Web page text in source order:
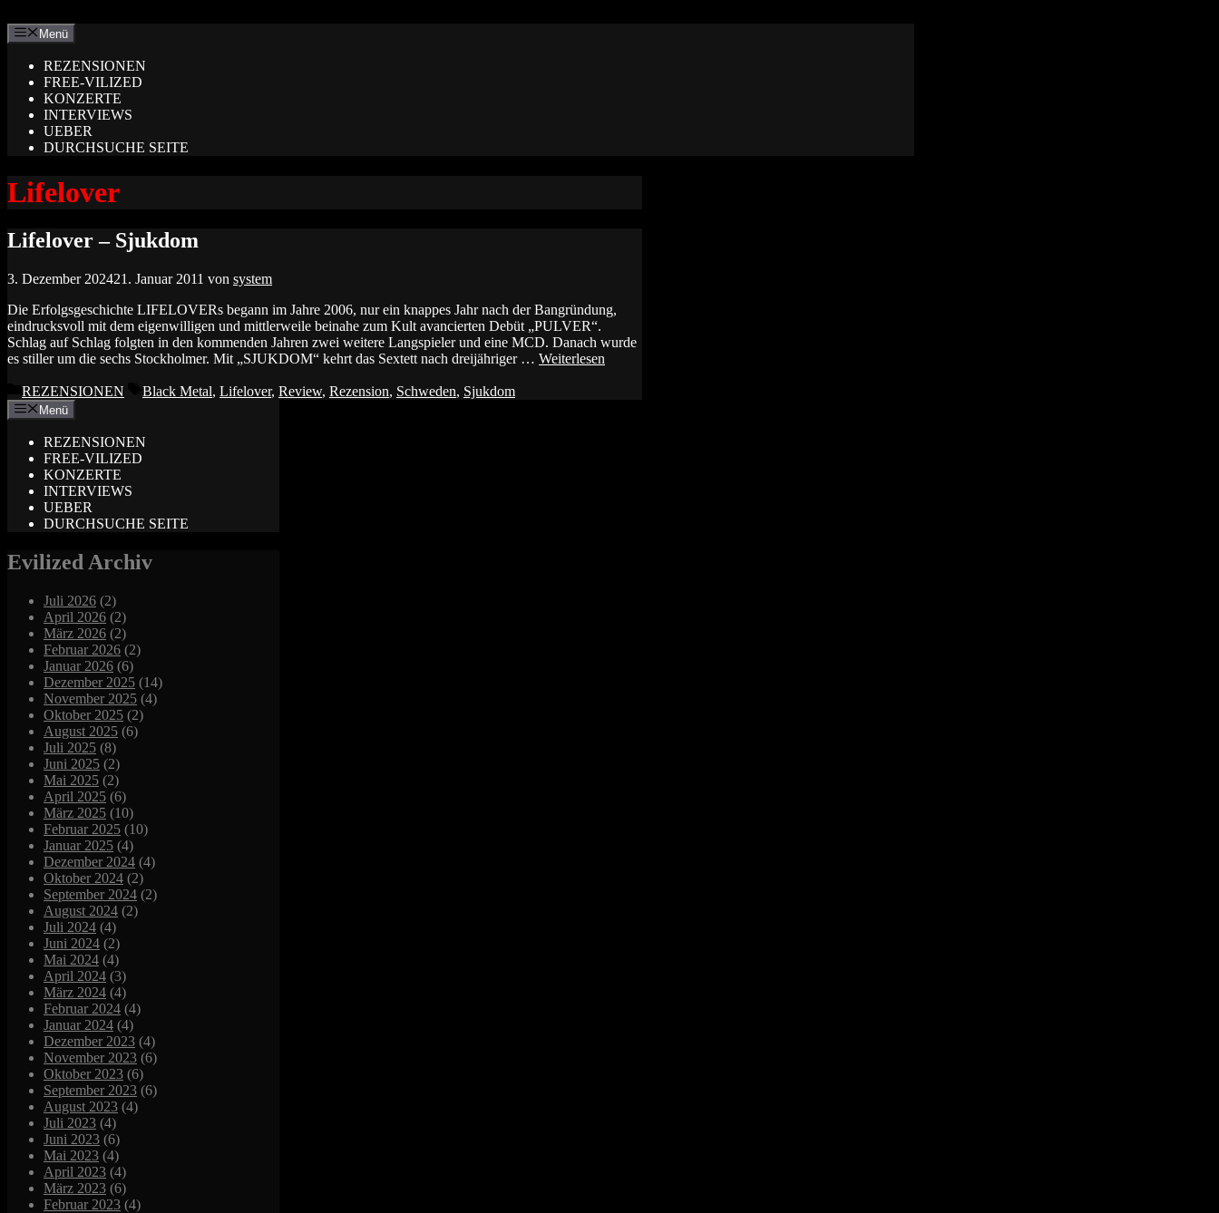
Inhalt
springen
Menü
REZENSIONEN
FREE-VILIZED
KONZERTE
INTERVIEWS
UEBER
DURCHSUCHE SEITE
Lifelover
Lifelover – Sjukdom
3. Dezember 202421. Januar 2011 von system
Die Erfolgsgeschichte LIFELOVERs begann im Jahre 2006, nur ein knappes Jahr nach der Bangründung,
eindrucksvoll mit dem eigenwilligen und mittlerweile beinahe zum Kult avancierten Debüt „PULVER“.
Schlag auf Schlag folgten in den kommenden Jahren zwei weitere Langspieler und eine MCD. Danach wurde
es stiller um die sechs Stockholmer. Mit „SJUKDOM“ kehrt das Sextett nach dreijähriger … Weiterlesen
Kategorien
REZENSIONEN Schlagwörter
Black Metal, Lifelover, Review, Rezension, Schweden, Sjukdom
Menü
REZENSIONEN
FREE-VILIZED
KONZERTE
INTERVIEWS
UEBER
DURCHSUCHE SEITE
Evilized Archiv
Juli 2026 (2)
April 2026 (2)
März 2026 (2)
Februar 2026 (2)
Januar 2026 (6)
Dezember 2025 (14)
November 2025 (4)
Oktober 2025 (2)
August 2025 (6)
Juli 2025 (8)
Juni 2025 (2)
Mai 2025 (2)
April 2025 (6)
März 2025 (10)
Februar 2025 (10)
Januar 2025 (4)
Dezember 2024 (4)
Oktober 2024 (2)
September 2024 (2)
August 2024 (2)
Juli 2024 (4)
Juni 2024 (2)
Mai 2024 (4)
April 2024 (3)
März 2024 (4)
Februar 2024 (4)
Januar 2024 (4)
Dezember 2023 (4)
November 2023 (6)
Oktober 2023 (6)
September 2023 (6)
August 2023 (4)
Juli 2023 (4)
Juni 2023 (6)
Mai 2023 (4)
April 2023 (4)
März 2023 (6)
Februar 2023 (4)